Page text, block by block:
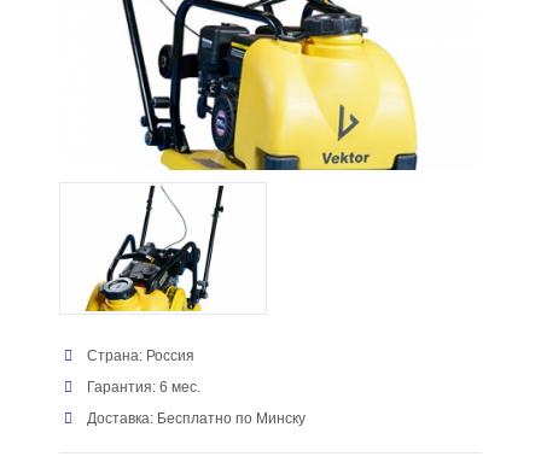
Страна: Россия
Гарантия: 6 мес.
Доставка: Бесплатно по Минску